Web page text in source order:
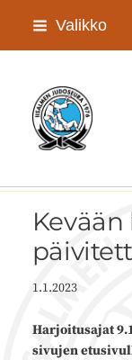
Siirry
Valikko
Iisalmen
1.1.2023
Harjoitusajat
sivujen